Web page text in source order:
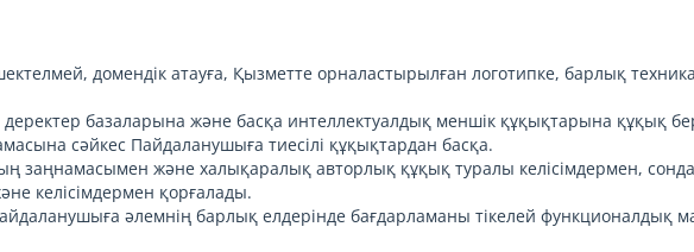
домендік атауға, Қызметте орналастырылған логотипке, барлық
базаларына және басқа интеллектуалдық меншік құқықтарына құқық
сәйкес Пайдаланушыға тиесілі құқықтардан басқа.
заңнамасымен және халықаралық авторлық құқық туралы келісімдермен,
келісімдермен қорғалады.
әлемнің барлық елдерінде бағдарламаны тікелей функционалдық